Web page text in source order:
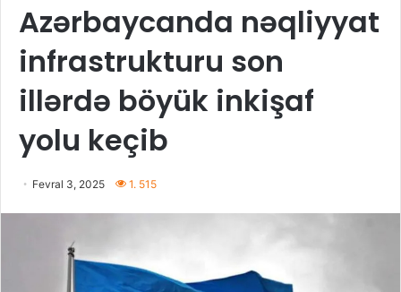
Azərbaycanda nəqliyyat
infrastrukturu son
illərdə böyük inkişaf
yolu keçib
Fevral 3, 2025 1. 515